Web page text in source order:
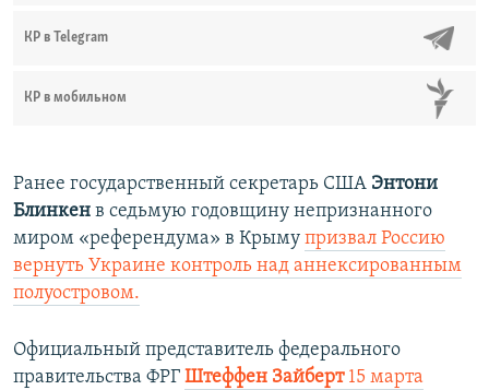
КР в Telegram
КР в мобильном
Ранее государственный секретарь США Энтони
Блинкен в седьмую годовщину непризнанного
миром «референдума» в Крыму призвал Россию
вернуть Украине контроль над аннексированным
полуостровом.
Официальный представитель федерального
правительства ФРГ Штеффен Зайберт15 марта